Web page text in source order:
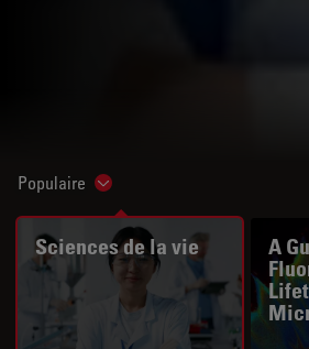
Populaire Show subnavigation
Sciences de la vie
A